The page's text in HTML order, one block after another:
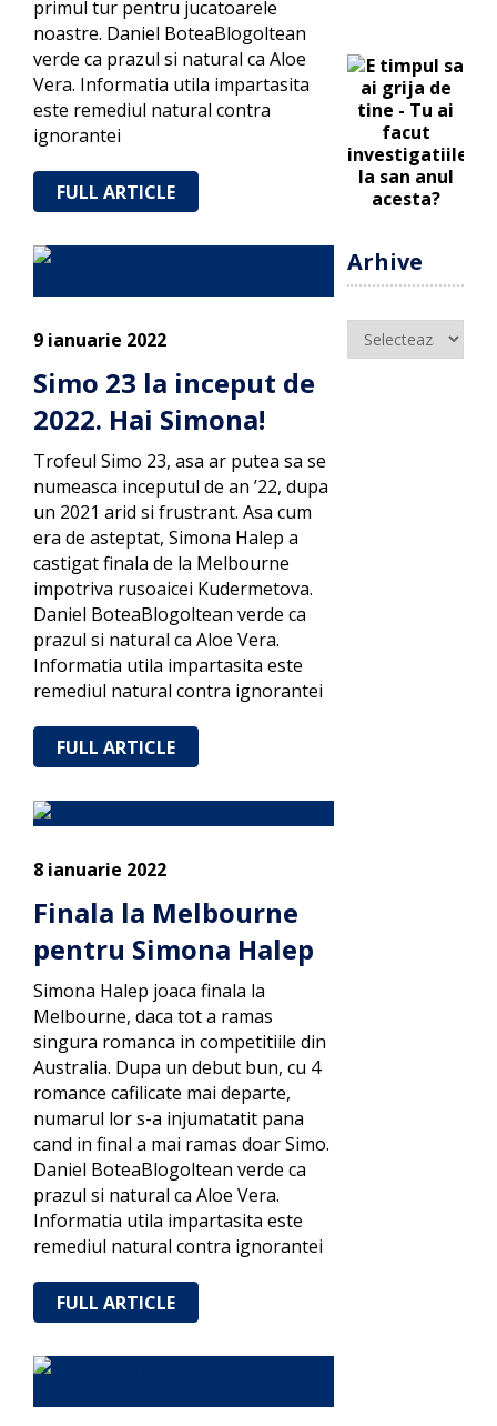
primul tur pentru jucatoarele
noastre. Daniel BoteaBlogoltean
verde ca prazul si natural ca Aloe
Vera. Informatia utila impartasita
este remediul natural contra
ignorantei
FULL ARTICLE
9 ianuarie 2022
Simo 23 la inceput de
2022. Hai Simona!
Trofeul Simo 23, asa ar putea sa se
numeasca inceputul de an ’22, dupa
un 2021 arid si frustrant. Asa cum
era de asteptat, Simona Halep a
castigat finala de la Melbourne
impotriva rusoaicei Kudermetova.
Daniel BoteaBlogoltean verde ca
prazul si natural ca Aloe Vera.
Informatia utila impartasita este
remediul natural contra ignorantei
FULL ARTICLE
8 ianuarie 2022
Finala la Melbourne
pentru Simona Halep
Simona Halep joaca finala la
Melbourne, daca tot a ramas
singura romanca in competitiile din
Australia. Dupa un debut bun, cu 4
romance cafilicate mai departe,
numarul lor s-a injumatatit pana
cand in final a mai ramas doar Simo.
Daniel BoteaBlogoltean verde ca
prazul si natural ca Aloe Vera.
Informatia utila impartasita este
remediul natural contra ignorantei
FULL ARTICLE
Arhive
Arhive